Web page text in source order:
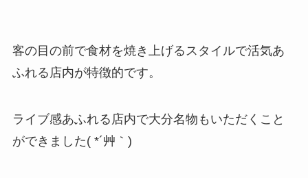
客の目の前で食材を焼き上げるスタイルで活気あ
ふれる店内が特徴的です。
ライブ感あふれる店内で大分名物もいただくこと
ができました( *´艸｀)